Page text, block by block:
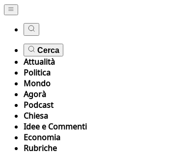
Cerca
Attualità
Politica
Mondo
Agorà
Podcast
Chiesa
Idee e Commenti
Economia
Rubriche